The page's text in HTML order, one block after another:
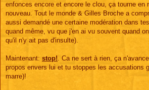
enfonces encore et encore le clou, ça tourne en
nouveau. Tout le monde & Gilles Broche a
aussi demandé une certaine modération dans
quand même, vu que j'en ai vu souvent quand
qu'il n'y ait pas d'insulte).
Maintenant: stop!. Ca ne sert à rien, ça
propos envers lui et tu stoppes les accusations
marre)!